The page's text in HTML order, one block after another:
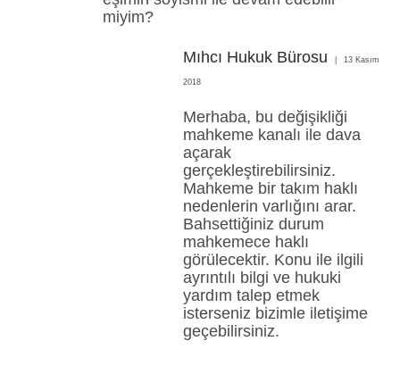
miyim?
Mıhcı Hukuk Bürosu 13 Kasım
2018
Merhaba, bu değişikliği
mahkeme kanalı ile dava
açarak
gerçekleştirebilirsiniz.
Mahkeme bir takım haklı
nedenlerin varlığını arar.
Bahsettiğiniz durum
mahkemece haklı
görülecektir. Konu ile ilgili
ayrıntılı bilgi ve hukuki
yardım talep etmek
isterseniz bizimle iletişime
geçebilirsiniz.